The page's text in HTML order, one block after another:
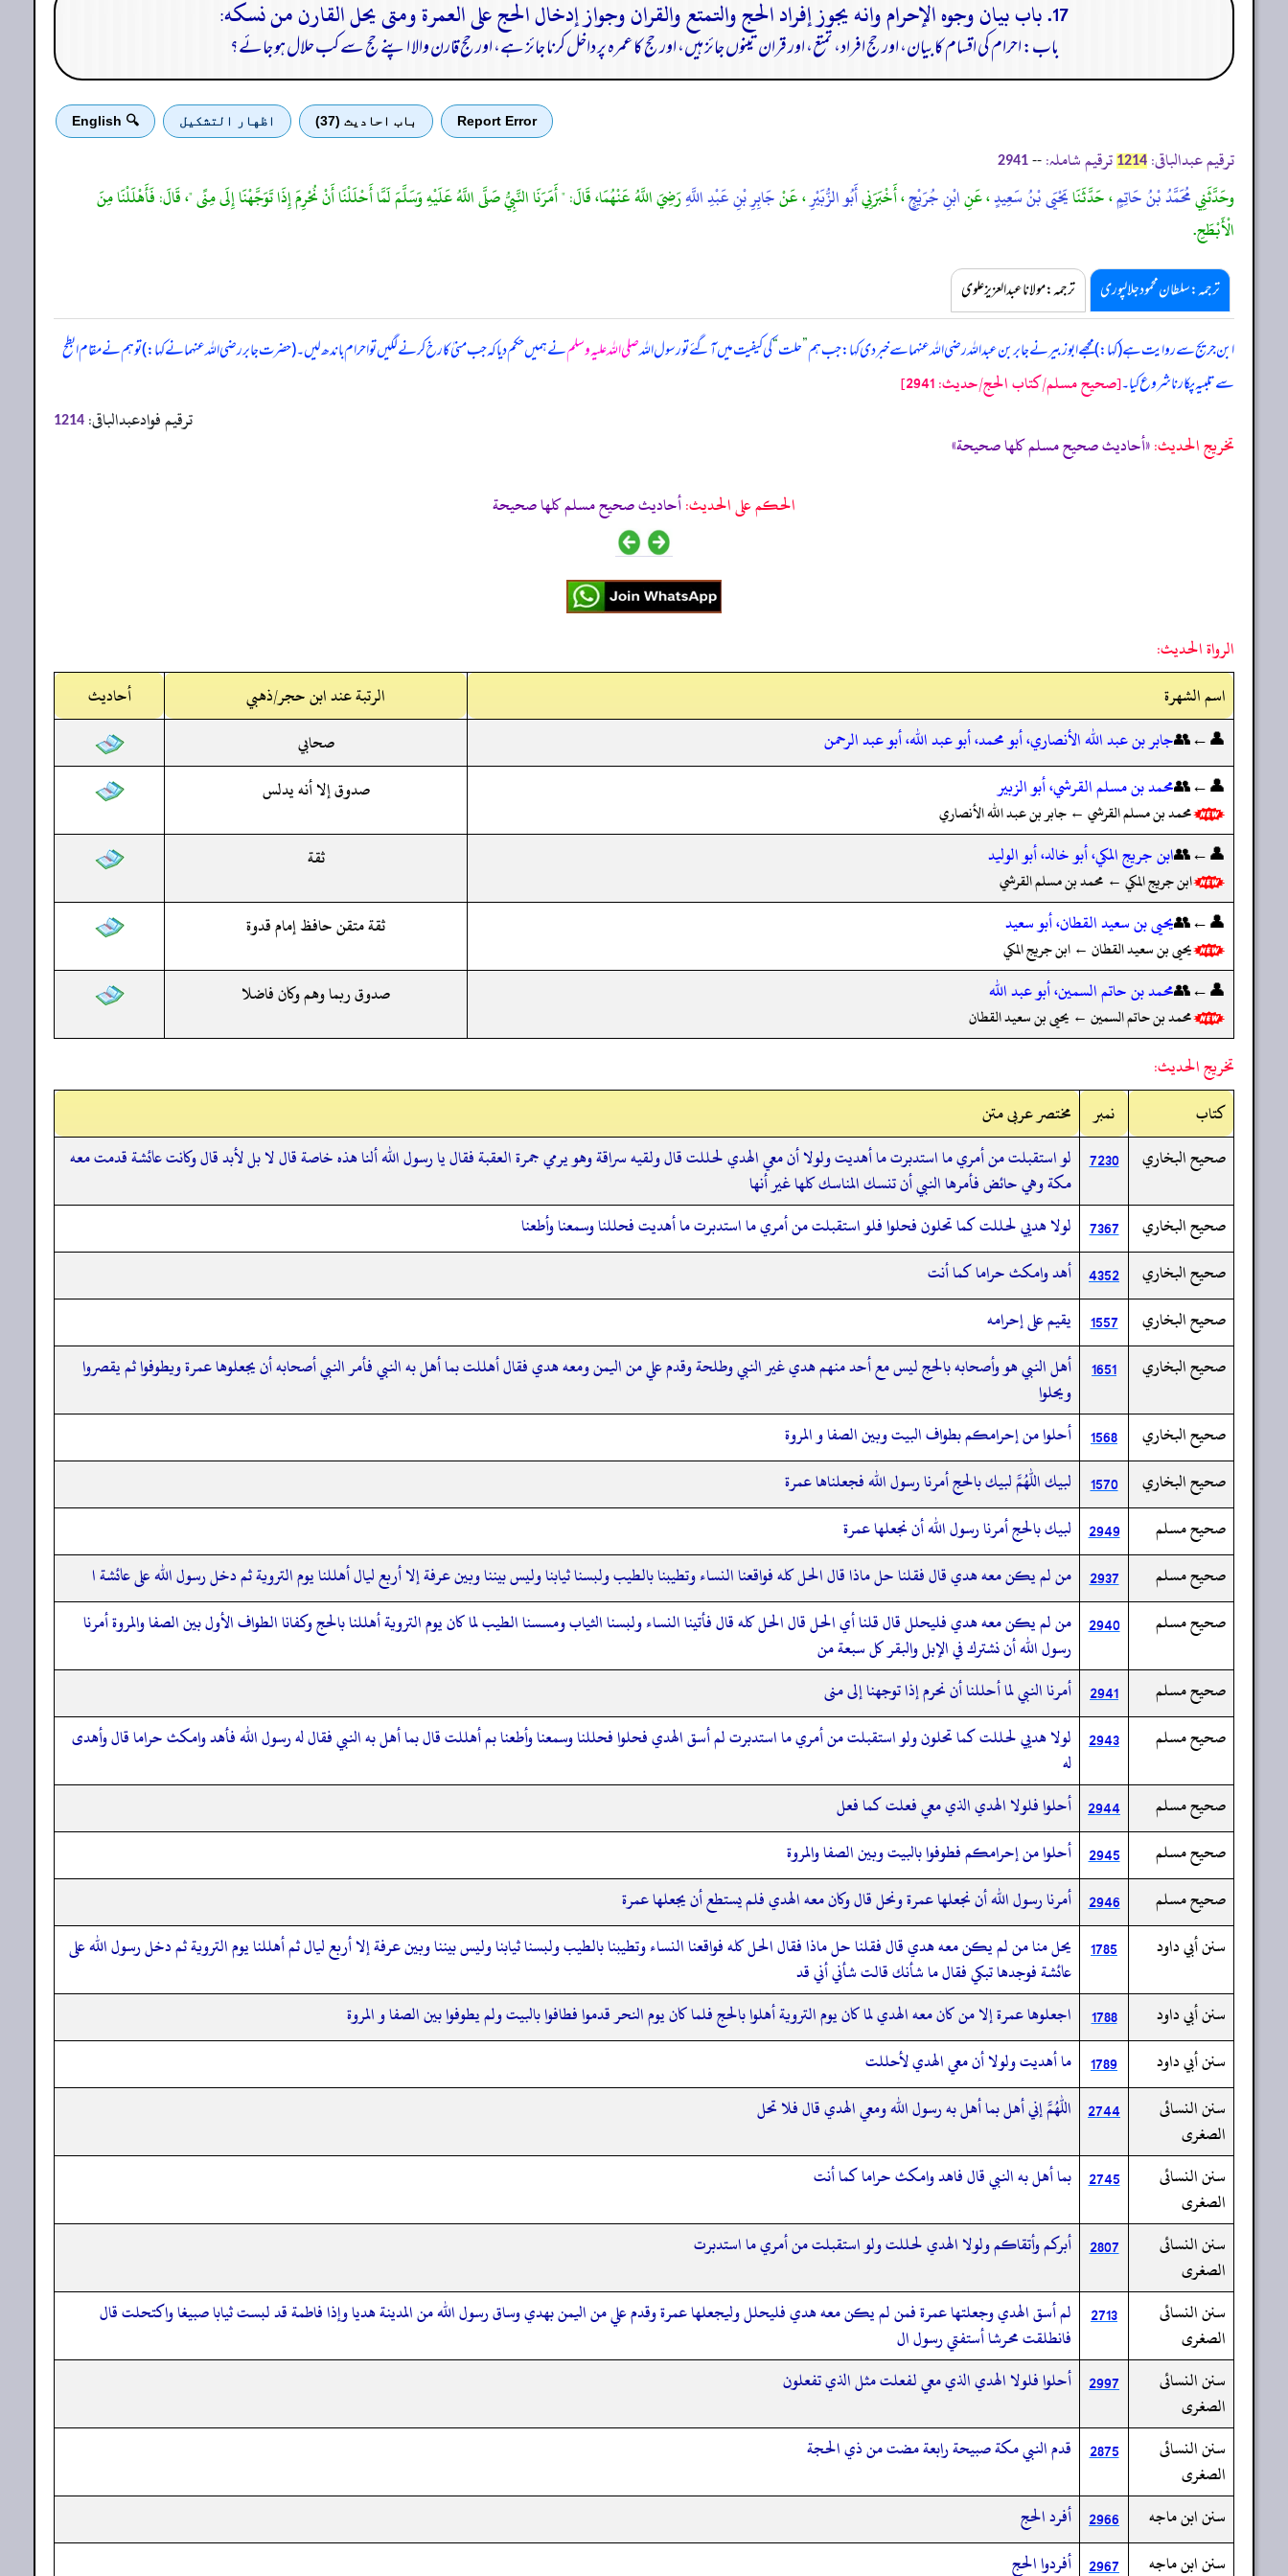
17. باب بيان وجوه الإحرام وانه يجوز إفراد الحج والتمتع والقران وجواز إدخال الحج على العمرة ومتى يحل القارن من نسكه:
باب: احرام کی اقسام کابیان، اور حج افراد، تمتع، اور قران تینوں جائز ہیں، اور حج کا عمرہ پر داخل کرنا جائز ہے، اور حج قارن والا اپنے حج سے کب حلال ہو جائے؟
Report Error باب احادیث (37) اظهار التشكيل 🔍 English
ترقیم عبدالباقی: 1214 ترقیم شاملہ: --
2941
وحَدَّثَنِيمُحَمَّدُ بْنُ حَاتِمٍ، حَدَّثَنَايَحْيَى بْنُ سَعِيدٍ، عَنِابْنِ جُرَيْجٍ، أَخْبَرَنِيأَبُو الزُّبَيْرِ، عَنْجَابِرِ بْنِ عَبْدِ اللَّهِرَضِيَ اللَّهُ عَنْهُمَا، قَالَ: " أَمَرَنَا النَّبِيُّ صَلَّى اللَّهُ عَلَيْهِ وَسَلَّمَ لَمَّا أَحْلَلْنَا أَنْ نُحْرِمَ إِذَا تَوَجَّهْنَا إِلَى مِنًى "، قَالَ: فَأَهْلَلْنَا مِنَ
الْأَبْطَحِ.
ترجمہ:سلطان محمود جلالپوری ترجمہ:مولانا عبدالعزیز علوی
ابن جریج سے روایت ہے (کہا:) مجھے ابوزبیر نے جابر بن عبداللہ رضی اللہ عنہما سے خبر دی کہا: جب ہم”حلت“کی کیفیت میں آگئے تو رسول اللہصلی اللہ علیہ وسلمنے ہمیں حکم دیا کہ جب منیٰ کا رخ کرنے لگیں تو احرام باندھ لیں۔ (حضرت جابر رضی اللہ عنہما نے کہا:) تو ہم نے مقام ابطح
سے تلبیہ پکارنا شروع کیا۔[صحيح مسلم/كتاب الحج/حدیث: 2941]
ترقیم فوادعبدالباقی: 1214
تخریج الحدیث:«أحاديث صحيح مسلم كلها صحيحة»
الحكم على الحديث:أحاديث صحيح مسلم كلها صحيحة
الرواة الحديث:
اسم الشهرة
الرتبة عند ابن حجر/ذهبي
أحاديث
👤←👥جابر بن عبد الله الأنصاري، أبو محمد، أبو عبد الله، أبو عبد الرحمن
صحابي
👤←👥محمد بن مسلم القرشي، أبو الزبير
محمد بن مسلم القرشي ← جابر بن عبد الله الأنصاري
صدوق إلا أنه يدلس
👤←👥ابن جريج المكي، أبو خالد، أبو الوليد
ابن جريج المكي ← محمد بن مسلم القرشي
ثقة
👤←👥يحيى بن سعيد القطان، أبو سعيد
يحيى بن سعيد القطان ← ابن جريج المكي
ثقة متقن حافظ إمام قدوة
👤←👥محمد بن حاتم السمين، أبو عبد الله
محمد بن حاتم السمين ← يحيى بن سعيد القطان
صدوق ربما وهم وكان فاضلا
تخريج الحديث:
کتاب
نمبر
مختصر عربی متن
صحيح البخاري
7230
لو استقبلت من أمري ما استدبرت ما أهديت ولولا أن معي الهدي لحللت قال ولقيه سراقة وهو يرمي جمرة العقبة فقال يا رسول الله ألنا هذه خاصة قال لا بل لأبد قال وكانت عائشة قدمت معه
مكة وهي حائض فأمرها النبي أن تنسك المناسك كلها غير أنها
صحيح البخاري
7367
لولا هديي لحللت كما تحلون فحلوا فلو استقبلت من أمري ما استدبرت ما أهديت فحللنا وسمعنا وأطعنا
صحيح البخاري
4352 أهد وامكث حراما كما أنت
صحيح البخاري
1557
يقيم على إحرامه
صحيح البخاري
1651
أهل النبي هو وأصحابه بالحج ليس مع أحد منهم هدي غير النبي وطلحة وقدم علي من اليمن ومعه هدي فقال أهللت بما أهل به النبي فأمر النبي أصحابه أن يجعلوها عمرة ويطوفوا ثم يقصروا
ويحلوا
صحيح البخاري
1568
أحلوا من إحرامكم بطواف البيت وبين الصفا و المروة
صحيح البخاري
1570
لبيك اللهم لبيك بالحج أمرنا رسول الله فجعلناها عمرة
صحيح مسلم
2949 لبيك بالحج أمرنا رسول الله أن نجعلها عمرة
صحيح مسلم
2937 من لم يكن معه هدي قال فقلنا حل ماذا قال الحل كله فواقعنا النساء وتطيبنا بالطيب ولبسنا ثيابنا وليس بيننا وبين عرفة إلا أربع ليال أهللنا يوم التروية ثم دخل رسول الله على عائشة ا
صحيح مسلم
2940 من لم يكن معه هدي فليحلل قال قلنا أي الحل قال الحل كله قال فأتينا النساء ولبسنا الثياب ومسسنا الطيب لما كان يوم التروية أهللنا بالحج وكفانا الطواف الأول بين الصفا والمروة أمرنا
رسول الله أن نشترك في الإبل والبقر كل سبعة من
صحيح مسلم
2941 أمرنا النبي لما أحللنا أن نحرم إذا توجهنا إلى منى
صحيح مسلم
2943 لولا هديي لحللت كما تحلون ولو استقبلت من أمري ما استدبرت لم أسق الهدي فحلوا فحللنا وسمعنا وأطعنا بم أهللت قال بما أهل به النبي فقال له رسول الله فأهد وامكث حراما قال وأهدى
له
صحيح مسلم
2944 أحلوا فلولا الهدي الذي معي فعلت كما فعل
صحيح مسلم
2945 أحلوا من إحرامكم فطوفوا بالبيت وبين الصفا والمروة
صحيح مسلم
2946 أمرنا رسول الله أن نجعلها عمرة ونحل قال وكان معه الهدي فلم يستطع أن يجعلها عمرة
سنن أبي داود
1785
يحل منا من لم يكن معه هدي قال فقلنا حل ماذا فقال الحل كله فواقعنا النساء وتطيبنا بالطيب ولبسنا ثيابنا وليس بيننا وبين عرفة إلا أربع ليال ثم أهللنا يوم التروية ثم دخل رسول الله على
عائشة فوجدها تبكي فقال ما شأنك قالت شأني أني قد
سنن أبي داود
1788
اجعلوها عمرة إلا من كان معه الهدي لما كان يوم التروية أهلوا بالحج فلما كان يوم النحر قدموا فطافوا بالبيت ولم يطوفوا بين الصفا و المروة
سنن أبي داود
1789
ما أهديت ولولا أن معي الهدي لأحللت
سنن النسائى
الصغرى
2744 اللهم إني أهل بما أهل به رسول الله ومعي الهدي قال فلا تحل
سنن النسائى
الصغرى
2745 بما أهل به النبي قال فاهد وامكث حراما كما أنت
سنن النسائى
الصغرى
2807 أبركم وأتقاكم ولولا الهدي لحللت ولو استقبلت من أمري ما استدبرت
سنن النسائى
الصغرى
2713
لم أسق الهدي وجعلتها عمرة فمن لم يكن معه هدي فليحلل وليجعلها عمرة وقدم علي من اليمن بهدي وساق رسول الله من المدينة هديا وإذا فاطمة قد لبست ثيابا صبيغا واكتحلت قال
فانطلقت محرشا أستفتي رسول ال
سنن النسائى
الصغرى
2997 أحلوا فلولا الهدي الذي معي لفعلت مثل الذي تفعلون
سنن النسائى
الصغرى
2875 قدم النبي مكة صبيحة رابعة مضت من ذي الحجة
سنن ابن ماجه 2966 أفرد الحج
سنن ابن ماجه
2967 أفردوا الحج